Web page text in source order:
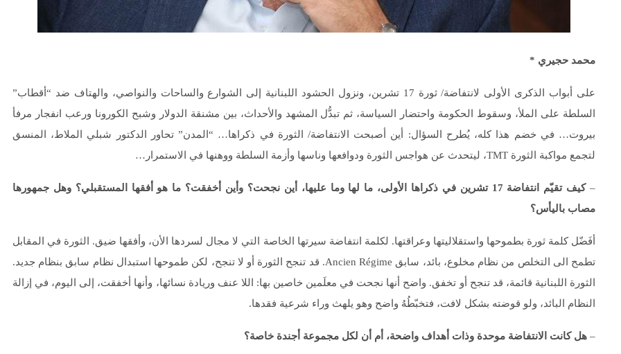
محمد حجيري *
على أبواب الذكرى الأولى لانتفاضة/ ثورة 17 تشرين، ونزول الحشود اللبنانية إلى الشوارع والساحات والنواصي، والهتاف ضد “أقطاب”
السلطة على الملأ، وسقوط الحكومة واحتضار السياسة، ثم تبدُّل المشهد والأحداث، بين مشنقة الدولار وشبح الكورونا ورعب انفجار مرفأ
بيروت… في خضم هذا كله، يُطرح السؤال: أين أصبحت الانتفاضة/ الثورة في ذكراها… “المدن” تحاور الدكتور شبلي الملاط، المنسق
لتجمع مواكبة الثورة TMT، ليتحدث عن هواجس الثورة ودوافعها وناسها وأزمة السلطة ووهنها في الاستمرار…
–
كيف تقيّم انتفاضة 17 تشرين في ذكراها الأولى، ما لها وما عليها، أين نجحت؟ وأين أخفقت؟ ما هو أفقها المستقبلي؟ وهل جمهورها
مصاب باليأس؟
أفَضّل كلمة ثورة بطموحها واستقلاليتها وعراقتها. لكلمة انتفاضة سيرتها الخاصة التي لا مجال لسردها الأن، وأفقها ضيق. الثورة في المقابل
تطمح الى التخلص من نظام مخلوع، بائد، سابق Ancien Régime. قد تنجح الثورة أو لا تنجح، لكن طموحها استبدال نظام سابق بنظام جديد.
الثورة اللبنانية قائمة، قد تنجح أو تخفق. واضح أنها نجحت في معلَمين خاصين بها: اللا عنف وريادة نسائها، وأنها أخفقت، إلى اليوم، في إزالة
النظام البائد، ولو قوضته بشكل لافت، فتخبّطُهُ واضح وهو يلهث وراء شرعية فقدها.
– هل كانت الانتفاضة موحدة وذات أهداف واضحة، أم أن لكل مجموعة أجندة خاصة؟
انجازات نتنياهو !